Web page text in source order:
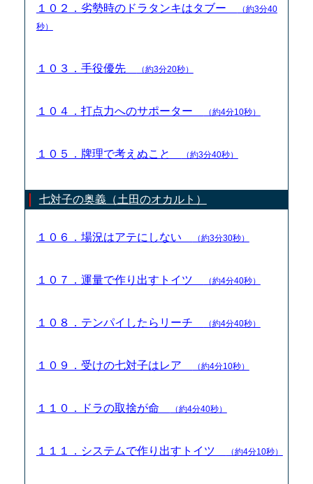
１０２．劣勢時のドラタンキはタブー
（約3分40
秒）
１０３．手役優先 （約3分20秒）
１０４．打点力へのサポーター （約4分10秒）
１０５．牌理で考えぬこと （約3分40秒）
七対子の奥義（土田のオカルト）
１０６．場況はアテにしない （約3分30秒）
１０７．運量で作り出すトイツ （約4分40秒）
１０８．テンパイしたらリーチ （約4分40秒）
１０９．受けの七対子はレア （約4分10秒）
１１０．ドラの取捨が命 （約4分40秒）
１１１．システムで作り出すトイツ （約4分10秒）